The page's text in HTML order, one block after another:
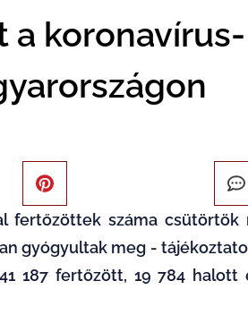
a koronavírus-
fertőzöttek száma csütörtök
gyógyultak meg -
187 fertőzött, 19 784 halott